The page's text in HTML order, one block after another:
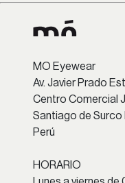
MO Eyewear
Av. Javier Prado
Centro Comercial
Santiago de Surco
Perú
HORARIO